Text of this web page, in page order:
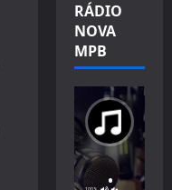
RÁDIO
NOVA
MPB